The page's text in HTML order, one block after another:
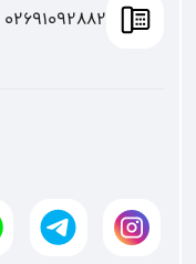
02691092882